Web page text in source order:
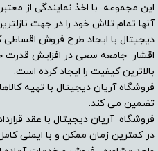
این مجموعه با اخذ نمایندگی از
آنها تمام تلاش خود را در جهت
دیجیتال با ایجاد طرح فروش اقساطی
اقشار جامعه سعی در افزایش قدرت
بالاترین کیفیت را ایجاد کرده است.
فروشگاه آریان دیجیتال با تهیه
تضمین می کند.
فروشگاه آریان دیجیتال با عقد
در کمترین زمان ممکن و با ایمنی